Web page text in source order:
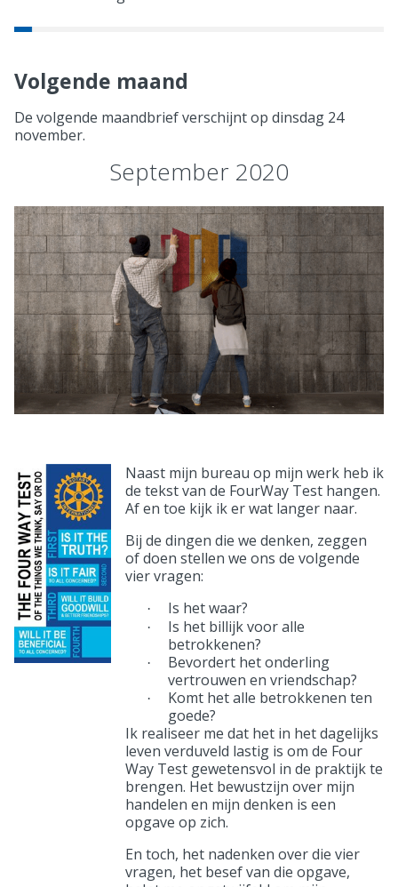
Volgende maand
De volgende maandbrief verschijnt op dinsdag 24
november.
September 2020
Naast mijn bureau op mijn werk heb ik
de tekst van de FourWay Test hangen.
Af en toe kijk ik er wat langer naar.
Bij de dingen die we denken, zeggen
of doen stellen we ons de volgende
vier vragen:
· Is het waar?
·
Is het billijk voor alle
betrokkenen?
·
Bevordert het onderling
vertrouwen en vriendschap?
·
Komt het alle betrokkenen ten
goede?
Ik realiseer me dat het in het dagelijks
leven verduveld lastig is om de Four
Way Test gewetensvol in de praktijk te
brengen. Het bewustzijn over mijn
handelen en mijn denken is een
opgave op zich.
En toch, het nadenken over die vier
vragen, het besef van die opgave,